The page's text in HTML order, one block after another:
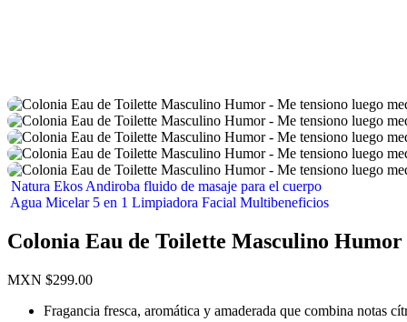
Natura Ekos Andiroba fluido de masaje para el cuerpo
Agua Micelar 5 en 1 Limpiadora Facial Multibeneficios
Colonia Eau de Toilette Masculino
MXN $299.00
Fragancia fresca, aromática y amaderada que combina notas